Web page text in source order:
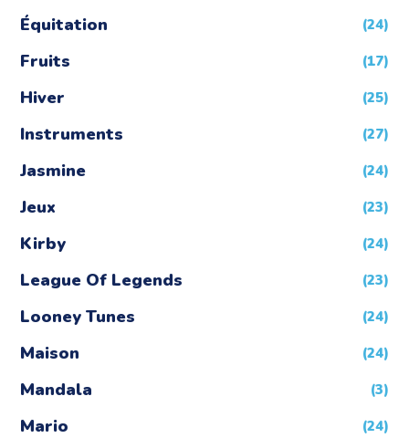
Équitation (24)
Fruits (17)
Hiver (25)
Instruments (27)
Jasmine (24)
Jeux (23)
Kirby (24)
League Of Legends (23)
Looney Tunes (24)
Maison (24)
Mandala (3)
Mario (24)